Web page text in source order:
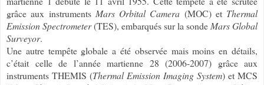
grâce aux instruments Mars Orbital Camera (MOC) et Thermal
Emission Spectrometer(TES), embarqués sur la sonde Mars Global
Surveyor.
Une autre tempête globale a été observée mais moins en détails,
c’était celle de l’année martienne 28 (2006-2007) grâce aux
instruments THEMIS (Thermal Emission Imaging System) et MCS